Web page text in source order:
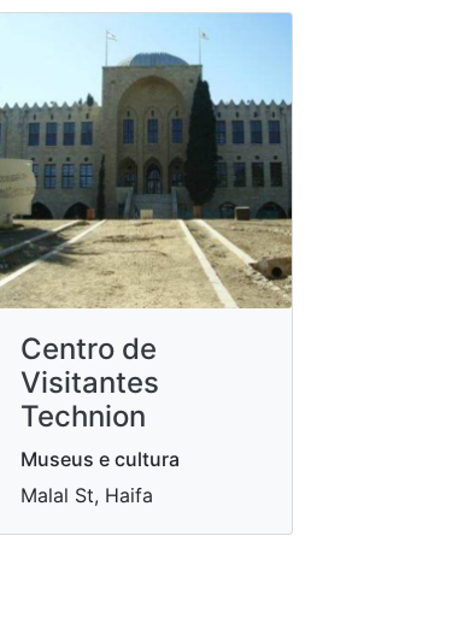
Centro de
Visitantes
Technion
Museus e cultura
Malal St, Haifa